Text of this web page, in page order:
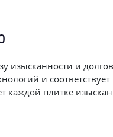
изысканности и
и
каждой плитке
самые высокие